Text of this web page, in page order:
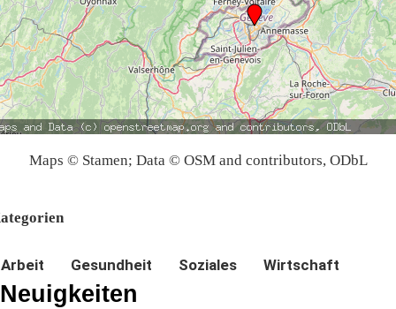
Maps © Stamen; Data © OSM and contributors, ODbL
Arbeit Gesundheit Soziales Wirtschaft
Neuigkeiten